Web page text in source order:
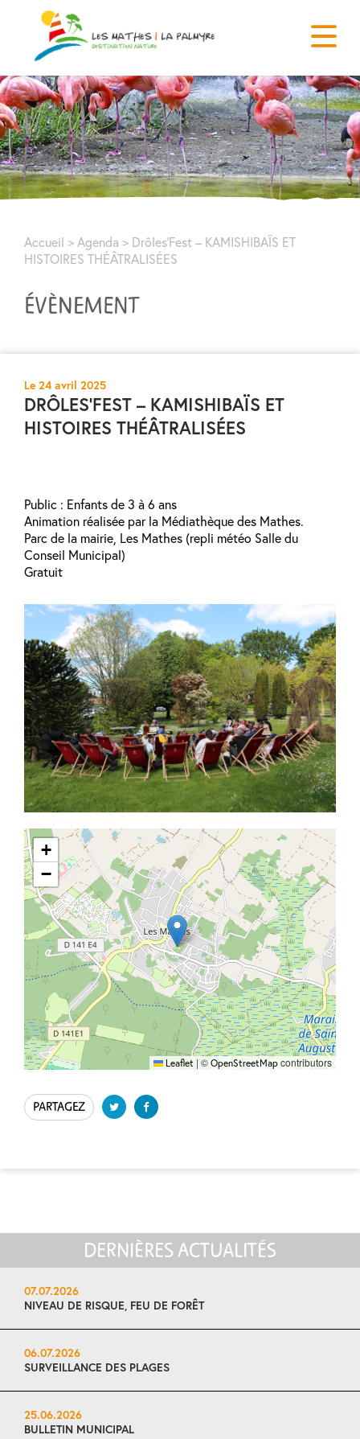
Accueil > Agenda > Drôles’Fest – KAMISHIBAÏS ET
HISTOIRES THÉÂTRALISÉES
ÉVÈNEMENT
Le 24 avril 2025
DRÔLES’FEST – KAMISHIBAÏS ET
HISTOIRES THÉÂTRALISÉES
Public : Enfants de 3 à 6 ans
Animation réalisée par la Médiathèque des Mathes.
Parc de la mairie, Les Mathes (repli météo Salle du
Conseil Municipal)
Gratuit
+
−
Leaflet |© OpenStreetMap contributors
PARTAGEZ
DERNIÈRES ACTUALITÉS
07.07.2026
NIVEAU DE RISQUE, FEU DE FORÊT
06.07.2026
SURVEILLANCE DES PLAGES
25.06.2026
BULLETIN MUNICIPAL